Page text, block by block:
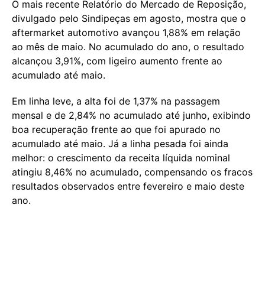
O mais recente Relatório do Mercado de Reposição,
divulgado pelo Sindipeças em agosto, mostra que o
aftermarket automotivo avançou 1,88% em relação
ao mês de maio. No acumulado do ano, o resultado
alcançou 3,91%, com ligeiro aumento frente ao
acumulado até maio.
Em linha leve, a alta foi de 1,37% na passagem
mensal e de 2,84% no acumulado até junho, exibindo
boa recuperação frente ao que foi apurado no
acumulado até maio. Já a linha pesada foi ainda
melhor: o crescimento da receita líquida nominal
atingiu 8,46% no acumulado, compensando os fracos
resultados observados entre fevereiro e maio deste
ano.